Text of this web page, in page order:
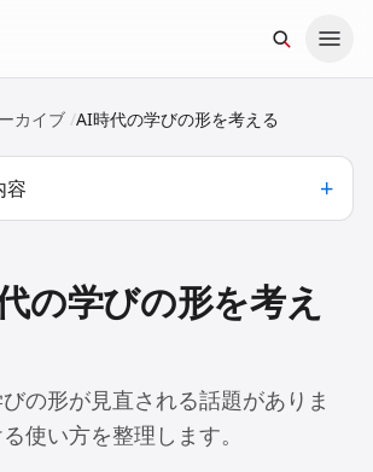
カイブ /AI時代の学びの形を考える
容
の学びの形を考え
の形が見直される話題がありま
使い方を整理します。